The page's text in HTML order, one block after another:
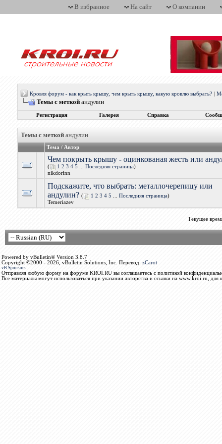
В избранное На сайт О компании
Кровля форум - как крыть крышу, чем крыть крышу, какую кровлю выбрать?
Темы с меткой андулин
Регистрация Галерея Справка
Темы с меткой андулин
Тема / Автор
Чем покрыть крышу - оцинкованая жесть или
( 1 2 3 4 5 Последняя страница)
nikdorinn
Подскажите, что выбрать: металлочерепицу или
андулин? ( 1 2 3 4 5 Последняя страница)
Temeriazev
Текущее
Powered by vBulletin® Version 3.8.7
Copyright ©2000 - 2026, vBulletin Solutions, Inc. Перевод: zCarot
vB.Sponsors
Отправляя любую форму на форуме KROI.RU вы соглашаетесь с политикой
Все материалы могут использоваться при указании авторства и ссылки на www.kroi.ru, для